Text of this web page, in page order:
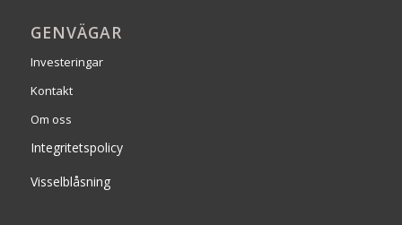
GENVÄGAR
Investeringar
Kontakt
Om oss
Integritetspolicy
Visselblåsning